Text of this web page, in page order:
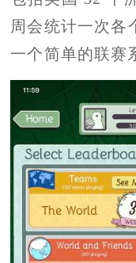
周会统计一次各
一个简单的联赛